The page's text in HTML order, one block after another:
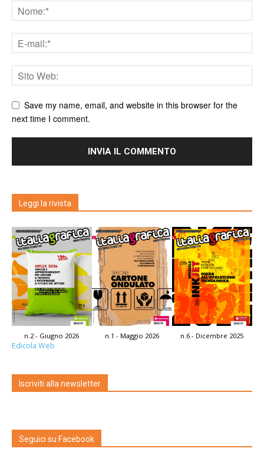
Save my name, email, and website in this browser for the
next time I comment.
Leggi la rivista
n.2 - Giugno 2026 n.1 - Maggio 2026 n.6 - Dicembre 2025
Edicola Web
Iscriviti alla newsletter
Seguici su Facebook